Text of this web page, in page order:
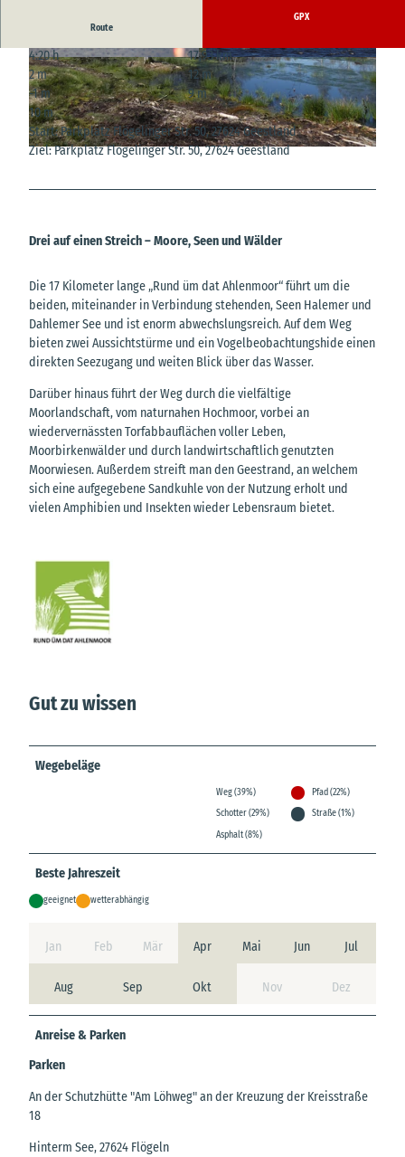
© Angela Pannek, Cuxland-Tourismus |CC-BY
© Angela Pannek, Cuxland-Tourismus |
CC-BY
© Angela Pannek, Cuxland-Tourismus |
CC-BY
Route
GPX
4:20 h
17,93 km
2 m
12 m
-1 m
9 m
10 m
Start: Parkplatz Flögelinger Str. 50, 27624 Geestland
Ziel: Parkplatz Flögelinger Str. 50, 27624 Geestland
Drei auf einen Streich – Moore, Seen und Wälder
Die 17 Kilometer lange „Rund üm dat Ahlenmoor“ führt um die
beiden, miteinander in Verbindung stehenden, Seen Halemer und
Dahlemer See und ist enorm abwechslungsreich. Auf dem Weg
bieten zwei Aussichtstürme und ein Vogelbeobachtungshide einen
direkten Seezugang und weiten Blick über das Wasser.
Darüber hinaus führt der Weg durch die vielfältige
Moorlandschaft, vom naturnahen Hochmoor, vorbei an
wiedervernässten Torfabbauflächen voller Leben,
Moorbirkenwälder und durch landwirtschaftlich genutzten
Moorwiesen. Außerdem streift man den Geestrand, an welchem
sich eine aufgegebene Sandkuhle von der Nutzung erholt und
vielen Amphibien und Insekten wieder Lebensraum bietet.
Gut zu wissen
Wegebeläge
Weg (39%)
Pfad (22%)
Schotter (29%)
Straße (1%)
Asphalt (8%)
Beste Jahreszeit
geeignet wetterabhängig
Jan Feb Mär Apr Mai Jun Jul
Aug Sep Okt Nov Dez
Anreise & Parken
Parken
An der Schutzhütte "Am Löhweg" an der Kreuzung der Kreisstraße
18
Hinterm See, 27624 Flögeln